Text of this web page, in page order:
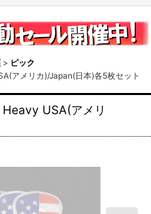
> ピック
アメリカ)/Japan(日本)各5枚セット
USA(アメリ